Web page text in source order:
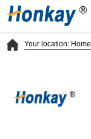
Your location: Home